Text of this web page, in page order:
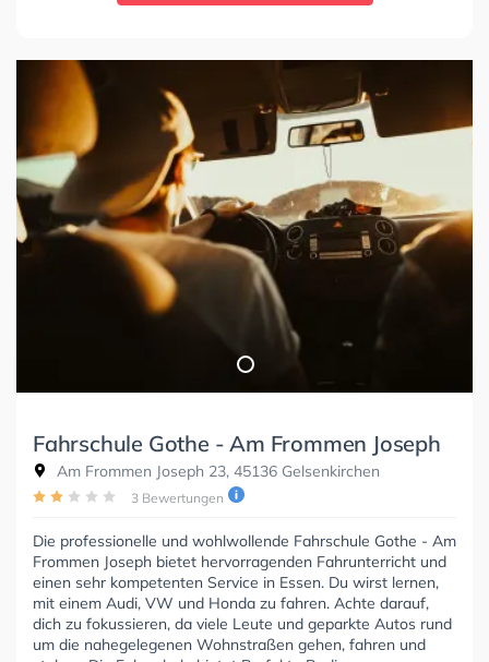
Fahrschule Gothe - Am Frommen Joseph
Am Frommen Joseph 23, 45136 Gelsenkirchen
3 Bewertungen
Die professionelle und wohlwollende Fahrschule Gothe - Am
Frommen Joseph bietet hervorragenden Fahrunterricht und
einen sehr kompetenten Service in Essen. Du wirst lernen,
mit einem Audi, VW und Honda zu fahren. Achte darauf,
dich zu fokussieren, da viele Leute und geparkte Autos rund
um die nahegelegenen Wohnstraßen gehen, fahren und